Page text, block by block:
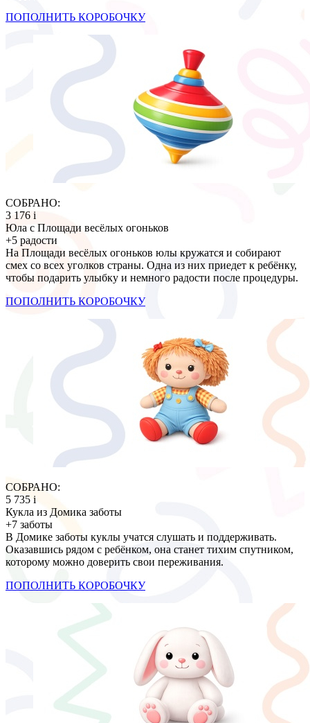
ПОПОЛНИТЬ КОРОБОЧКУ
СОБРАНО:
3 176 i
Юла с Площади весёлых огоньков
+5 радости
На Площади весёлых огоньков юлы кружатся и собирают
смех со всех уголков страны. Одна из них приедет к ребёнку,
чтобы подарить улыбку и немного радости после процедуры.
ПОПОЛНИТЬ КОРОБОЧКУ
СОБРАНО:
5 735 i
Кукла из Домика заботы
+7 заботы
В Домике заботы куклы учатся слушать и поддерживать.
Оказавшись рядом с ребёнком, она станет тихим спутником,
которому можно доверить свои переживания.
ПОПОЛНИТЬ КОРОБОЧКУ